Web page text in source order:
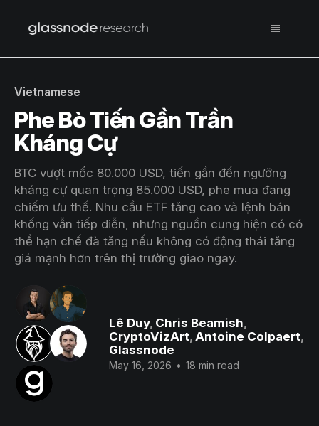
Vietnamese
Phe Bò Tiến Gần Trần
Kháng Cự
BTC vượt mốc 80.000 USD, tiến gần đến ngưỡng
kháng cự quan trọng 85.000 USD, phe mua đang
chiếm ưu thế. Nhu cầu ETF tăng cao và lệnh bán
khống vẫn tiếp diễn, nhưng nguồn cung hiện có có
thể hạn chế đà tăng nếu không có động thái tăng
giá mạnh hơn trên thị trường giao ngay.
Lê Duy, Chris Beamish,
CryptoVizArt, Antoine Colpaert,
Glassnode
May 16, 2026 • 18 min read